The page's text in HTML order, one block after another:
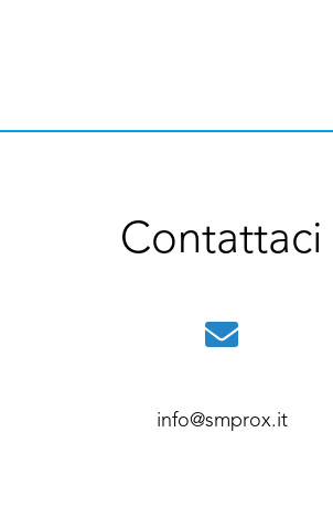
Contattaci
info@smprox.it